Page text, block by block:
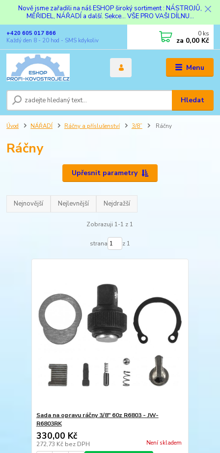
Nově jsme zařadili na náš ESHOP široký sortiment : NÁSTROJŮ,
MĚŘIDEL, NÁŘADÍ a další. Sekce... VŠE PRO VAŠI DÍLNU...
Menu
Hledat
+420 605 017 866
Každý den 8 - 20 hod - SMS kdykoliv
0 ks
za 0,00 Kč
Úvod NÁŘADÍ Ráčny a příslušenství 3/8” Ráčny
Ráčny
Upřesnit parametry
Nejnovější Nejlevnější Nejdražší
Zobrazuji 1-1 z 1
strana z 1
Sada na opravu ráčny 3/8" 60z R6803 - JW-
R6803RK
330,00 Kč
272,73 Kč bez DPH Není skladem